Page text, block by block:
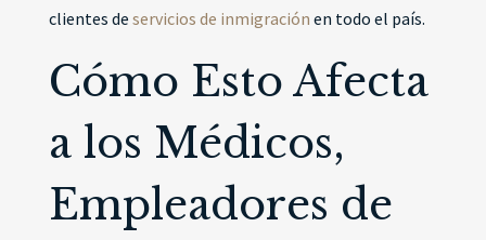
clientes de servicios de inmigración en todo el país.
Cómo Esto Afecta
a los Médicos,
Empleadores de